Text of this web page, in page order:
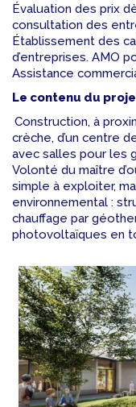
Évaluation des prix
consultation des
Établissement des
d’entreprises. AMO
Assistance
Le contenu du
Construction, à
crèche, d’un centre
avec salles pour les
Volonté du maître
simple à exploiter,
environnemental :
chauffage par
photovoltaïques en